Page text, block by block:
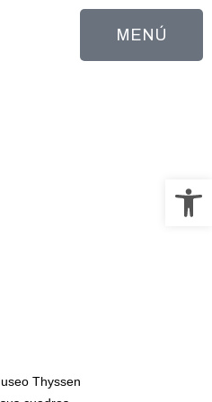
MENÚ
Thyssen
Abrir